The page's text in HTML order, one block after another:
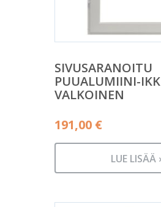
SIVUSARANOITU
PUUALUMIINI-
VALKOINEN
191,00 €
LUE LISÄÄ